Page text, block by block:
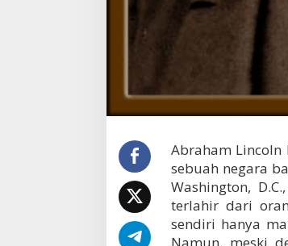
Abraham Lincoln
sebuah negara
Washington,
terlahir dari
sendiri hanya
Namun, meski